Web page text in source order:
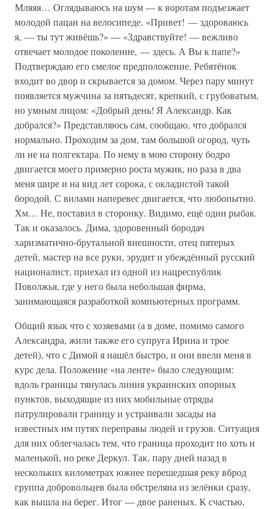
Мляяя… Оглядываюсь на шум — к воротам подъезжает
молодой пацан на велосипеде. «Привет! — здороваюсь
я, — ты тут живёшь?» — «Здравствуйте! — вежливо
отвечает молодое поколение, — здесь. А Вы к папе?»
Подтверждаю его смелое предположение. Ребятёнок
входит во двор и скрывается за домом. Через пару минут
появляется мужчина за пятьдесят, крепкий, с грубоватым,
но умным лицом: «Добрый день! Я Александр. Как
добрался?» Представляюсь сам, сообщаю, что добрался
нормально. Проходим за дом, там большой огород, чуть
ли не на полгектара. По нему в мою сторону бодро
двигается моего примерно роста мужик, но раза в два
меня шире и на вид лет сорока, с окладистой такой
бородой. С вилами наперевес двигается, что любопытно.
Хм… Не, поставил в сторонку. Видимо, ещё один рыбак.
Так и оказалось. Дима, здоровенный бородач
харизматично-брутальной внешности, отец пятерых
детей, мастер на все руки, эрудит и убеждённый русский
националист, приехал из одной из нацреспублик
Поволжья, где у него была небольшая фирма,
занимающаяся разработкой компьютерных программ.
Общий язык что с хозяевами (а в доме, помимо самого
Александра, жили также его супруга Ирина и трое
детей), что с Димой я нашёл быстро, и они ввели меня в
курс дела. Положение «на ленте» было следующим:
вдоль границы тянулась линия украинских опорных
пунктов, выходящие из них мобильные отряды
патрулировали границу и устраивали засады на
известных им путях переправы людей и грузов. Ситуация
для них облегчалась тем, что граница проходит по хоть и
маленькой, но реке Деркул. Так, пару дней назад в
нескольких километрах южнее перешедшая реку вброд
группа добровольцев была обстреляна из зелёнки сразу,
как вышла на берег. Итог — двое раненых. К счастью,